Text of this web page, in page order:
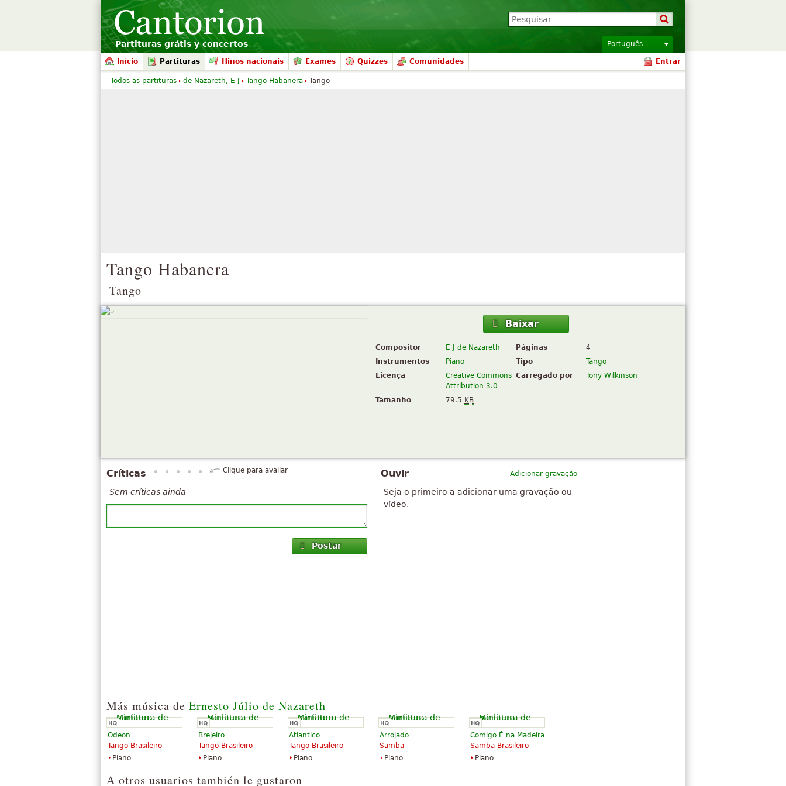
Partituras grátis y concertos Português
Início Partituras Hinos nacionais Exames Quizzes Comunidades Entrar
Tango Habanera
Tango
Baixar
Compositor E J de Nazareth Páginas
4
Instrumentos
Piano Tipo
Tango
Licença
Creative Commons
Attribution 3.0
Carregado por Tony Wilkinson
Tamanho 79.5 KB
Adicionar gravação
Ouvir
Seja o primeiro a adicionar uma gravação ou
vídeo.
Críticas Clique para avaliar
Sem críticas ainda
Postar
Más música de Ernesto Júlio de Nazareth
Odeon
Tango Brasileiro
Piano
Brejeiro
Tango Brasileiro
Piano
Atlantico
Tango Brasileiro
Piano
Arrojado
Samba
Piano
Comigo É na Madeira
Samba Brasileiro
Piano
A otros usuarios también le gustaron
Todos as partituras de Nazareth, E J Tango Habanera Tango